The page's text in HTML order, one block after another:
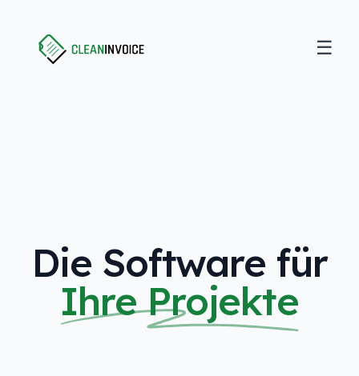
Open
☰
Die Software für
Ihre Projekte